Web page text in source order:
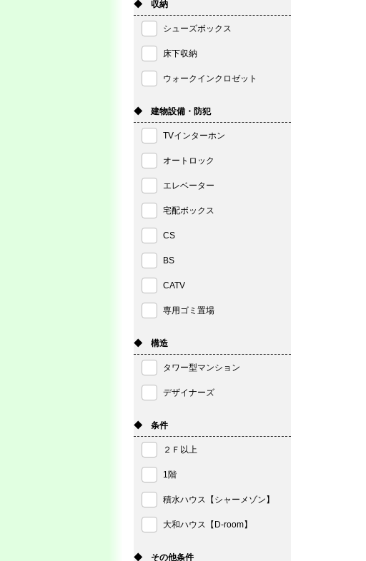
◆ 収納
シューズボックス
床下収納
ウォークインクロゼット
◆ 建物設備・防犯
TVインターホン
オートロック
エレベーター
宅配ボックス
CS
BS
CATV
専用ゴミ置場
◆ 構造
タワー型マンション
デザイナーズ
◆ 条件
２Ｆ以上
1階
積水ハウス【シャーメゾン】
大和ハウス【D-room】
◆ その他条件